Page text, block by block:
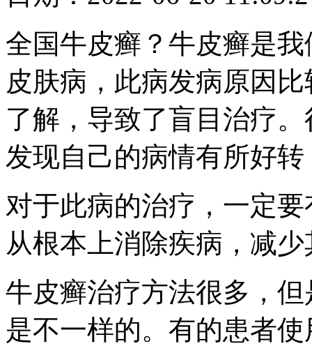
全国牛皮癣？牛皮癣是
皮肤病，此病发病原因
了解，导致了盲目治疗
发现自己的病情有所好
对于此病的治疗，一定
从根本上消除疾病，减
牛皮癣治疗方法很多，
是不一样的。有的患者